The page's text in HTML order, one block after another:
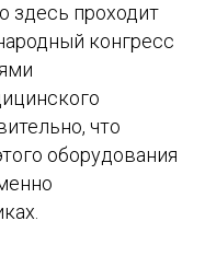
здесь проходит
конгресс
что
оборудования